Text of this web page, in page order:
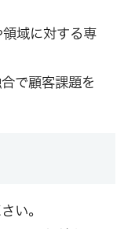
領域に対する専
で顧客課題を
い。